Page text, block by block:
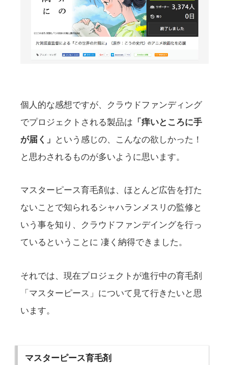
個人的な感想ですが、クラウドファンディング
でプロジェクトされる製品は 「痒いところに手
が届く」
という感じの、こんなの欲しかった！
と思わされるものが多いように思います。
マスターピース育毛剤は、ほとんど広告を打た
ないことで知られるシャハランメスリの監修と
いう事を知り、クラウドファンデイングを行っ
ているということに 凄く納得できました。
それでは、現在プロジェクトが進行中の育毛剤
「マスターピース」について見て行きたいと思
います。
マスターピース育毛剤